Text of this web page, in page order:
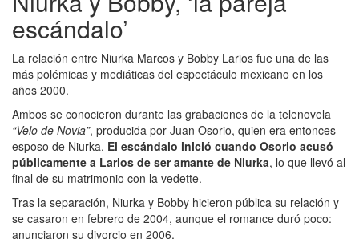
escándalo’
La relación entre Niurka Marcos y Bobby Larios fue una de las
más polémicas y mediáticas del espectáculo mexicano en los
años 2000.
Ambos se conocieron durante las grabaciones de la telenovela
“Velo de Novia”, producida por Juan Osorio, quien era entonces
esposo de Niurka. El escándalo inició cuando Osorio acusó
públicamente a Larios de ser amante de Niurka, lo que llevó al
final de su matrimonio con la vedette.
Tras la separación, Niurka y Bobby hicieron pública su relación y
se casaron en febrero de 2004, aunque el romance duró poco:
anunciaron su divorcio en 2006.